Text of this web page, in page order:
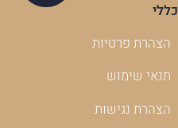
כללי
הצהרת פרטיות
תנאי שימוש
הצהרת נגישות